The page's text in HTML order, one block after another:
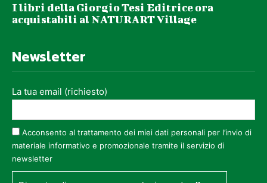
I libri della Giorgio Tesi Editrice ora
acquistabili al NATURART Village
Newsletter
La tua email (richiesto)
Acconsento al trattamento dei miei dati personali per l’invio di
materiale informativo e promozionale tramite il servizio di
newsletter